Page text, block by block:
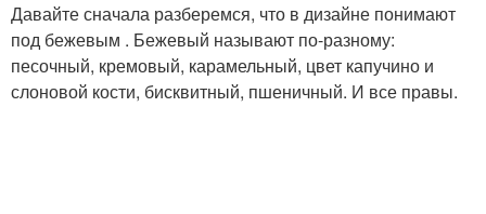
Давайте сначала разберемся, что в дизайне понимают
под бежевым . Бежевый называют по-разному:
песочный, кремовый, карамельный, цвет капучино и
слоновой кости, бисквитный, пшеничный. И все правы.